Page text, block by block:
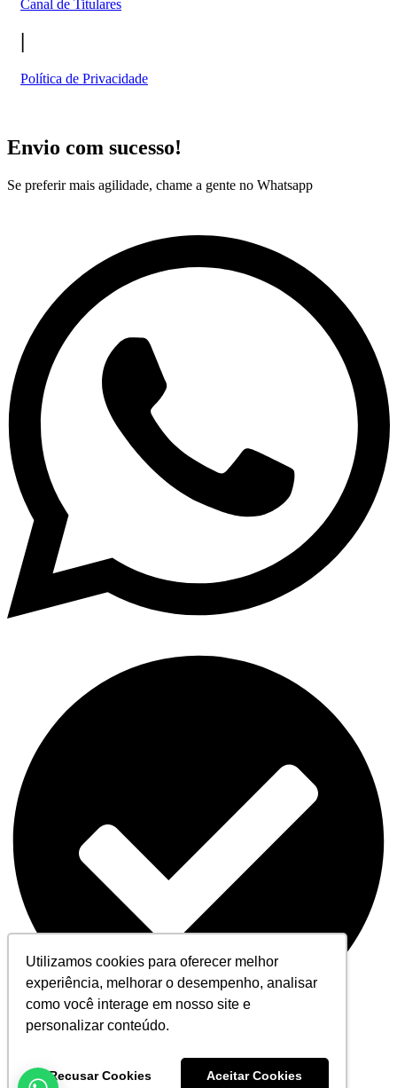
Utilizamos cookies para oferecer melhor
experiência, melhorar o desempenho, analisar
como você interage em nosso site e
personalizar conteúdo.
Recusar Cookies Aceitar Cookies
Canal de Titulares
Política de Privacidade
Envio com sucesso!
Se preferir mais agilidade, chame a gente no Whatsapp
Formulário enviado com sucesso